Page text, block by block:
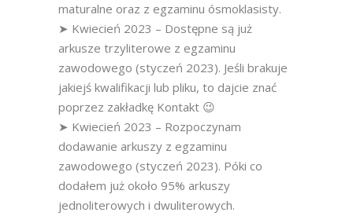
maturalne oraz z egzaminu ósmoklasisty.
➤ Kwiecień 2023 – Dostępne są już
arkusze trzyliterowe z egzaminu
zawodowego (styczeń 2023). Jeśli brakuje
jakiejś kwalifikacji lub pliku, to dajcie znać
poprzez zakładkę Kontakt 😉
➤ Kwiecień 2023 – Rozpoczynam
dodawanie arkuszy z egzaminu
zawodowego (styczeń 2023). Póki co
dodałem już około 95% arkuszy
jednoliterowych i dwuliterowych.